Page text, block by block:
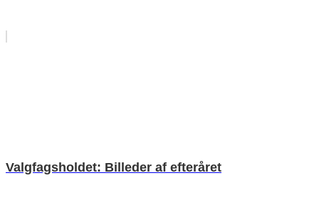
Valgfagsholdet: Billeder af efteråret